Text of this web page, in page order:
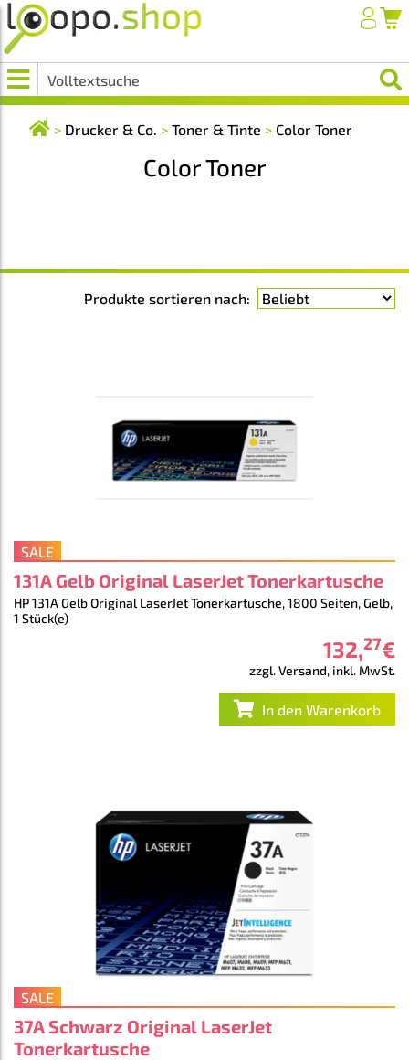
> Drucker & Co. > Toner & Tinte > Color Toner
Color Toner
Produkte sortieren nach:
SALE
131A Gelb Original LaserJet Tonerkartusche
HP 131A Gelb Original LaserJet Tonerkartusche, 1800 Seiten, Gelb,
1 Stück(e)
132,27€
zzgl. Versand, inkl. MwSt.
In den Warenkorb
SALE
37A Schwarz Original LaserJet
Tonerkartusche